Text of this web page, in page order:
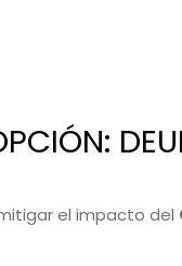
el impacto del